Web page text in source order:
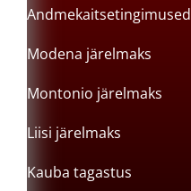
Andmekaitsetingimused
Modena järelmaks
Montonio järelmaks
Liisi järelmaks
Kauba tagastus